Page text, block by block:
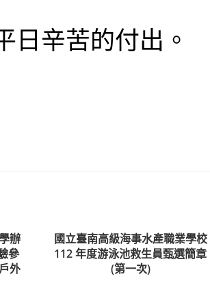
日辛苦的付出。
辦
參
外
國立臺南高級海事水產職業學校
112 年度游泳池救生員甄選簡章
(第一次)